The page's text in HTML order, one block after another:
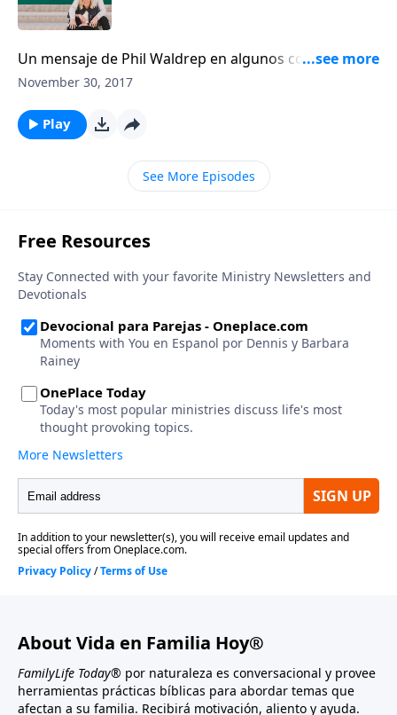
Un mensaje de Phil Waldrep en algunos consejos
para los padres de hijos pródigos. Son palabras que
enfrentan si están criando algún hijo pródigo. Y
provee también algo de esperanza.
November 30, 2017
Play
See More Episodes
About Vida en Familia Hoy®
FamilyLife Today® por naturaleza es conversacional y provee
herramientas prácticas bíblicas para abordar temas que
afectan a su familia. Recibirá motivación, aliento y ayuda.